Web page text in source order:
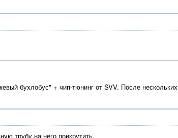
бухлобус" + чип-тюнинг от SVV. После нескольких
трубу на него прикрутить.